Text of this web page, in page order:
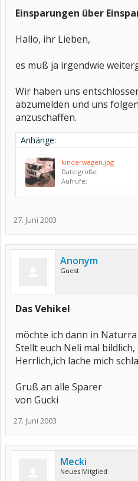
Einsparungen über
Hallo, ihr Lieben,
es muß ja irgendwie
Wir haben uns
abzumelden und uns
anzuschaffen.
Anhänge:
kinderwagen.jpg
Dateigröße:
Aufrufe:
27. Juni 2003
Anonym
Guest
Das Vehikel
möchte ich dann in Naturra
Stellt euch Neli mal
Herrlich,ich lache mich
Gruß an alle Sparer
von Gucki
27. Juni 2003
Mecki
Neues Mitglied